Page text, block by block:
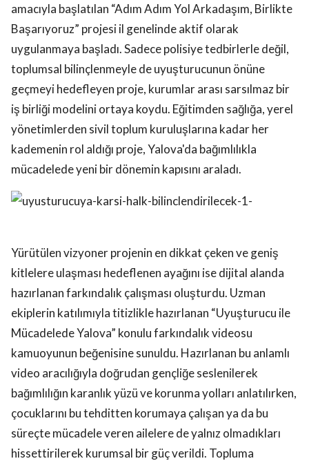
amacıyla başlatılan “Adım Adım Yol Arkadaşım, Birlikte
Başarıyoruz” projesi il genelinde aktif olarak
uygulanmaya başladı. Sadece polisiye tedbirlerle değil,
toplumsal bilinçlenmeyle de uyuşturucunun önüne
geçmeyi hedefleyen proje, kurumlar arası sarsılmaz bir
iş birliği modelini ortaya koydu. Eğitimden sağlığa, yerel
yönetimlerden sivil toplum kuruluşlarına kadar her
kademenin rol aldığı proje, Yalova'da bağımlılıkla
mücadelede yeni bir dönemin kapısını araladı.
Yürütülen vizyoner projenin en dikkat çeken ve geniş
kitlelere ulaşması hedeflenen ayağını ise dijital alanda
hazırlanan farkındalık çalışması oluşturdu. Uzman
ekiplerin katılımıyla titizlikle hazırlanan “Uyuşturucu ile
Mücadelede Yalova” konulu farkındalık videosu
kamuoyunun beğenisine sunuldu. Hazırlanan bu anlamlı
video aracılığıyla doğrudan gençliğe seslenilerek
bağımlılığın karanlık yüzü ve korunma yolları anlatılırken,
çocuklarını bu tehditten korumaya çalışan ya da bu
süreçte mücadele veren ailelere de yalnız olmadıkları
hissettirilerek kurumsal bir güç verildi. Topluma